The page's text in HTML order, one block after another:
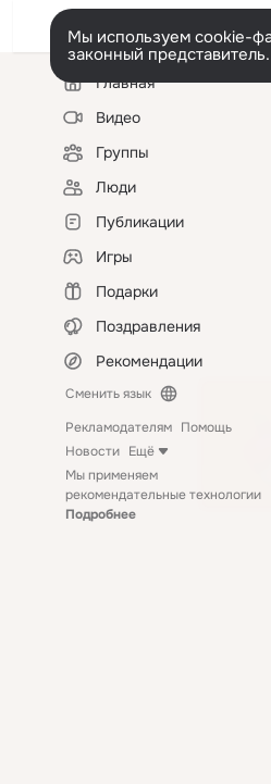
Мы используем cookie-
законный представитель.
Левая
колонкаГлавная
Видео
Группы
Люди
Публикации
Игры
Подарки
Поздравления
Рекомендации
Сменить язык
Рекламодателям Помощь
Новости Ещё
Мы применяем
рекомендательные технологии
Подробнее